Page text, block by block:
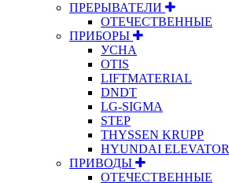
ПРЕРЫВАТЕЛИ
ОТЕЧЕСТВЕННЫЕ
ПРИБОРЫ
УСНА
OTIS
LIFTMATERIAL
DNDT
LG-SIGMA
STEP
THYSSEN KRUPP
HYUNDAI ELEVATOR
ПРИВОДЫ
ОТЕЧЕСТВЕННЫЕ